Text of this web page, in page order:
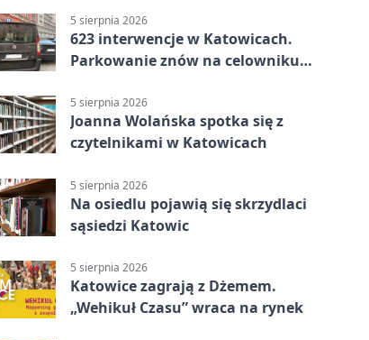
5 sierpnia 2026
623 interwencje w Katowicach.
Parkowanie znów na celowniku
5 sierpnia 2026
Joanna Wolańska spotka się z
czytelnikami w Katowicach
5 sierpnia 2026
Na osiedlu pojawią się skrzydlaci
sąsiedzi Katowic
5 sierpnia 2026
Katowice zagrają z Dżemem.
„Wehikuł Czasu” wraca na rynek